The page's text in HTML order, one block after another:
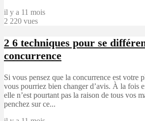
il y a 11 mois
2 220 vues
2 6 techniques pour se
concurrence
Si vous pensez que la concurrence est votre
vous pourriez bien changer d’avis. À la fois
elle n’est pourtant pas la raison de tous vos
penchez sur ce...